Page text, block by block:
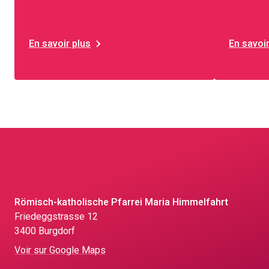
En savoir plus En
Römisch-katholische Pfarrei Maria Himmelfahrt
Friedeggstrasse 12
3400 Burgdorf
Voir sur Google Maps